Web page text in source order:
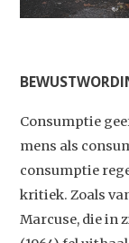
Consumptie
mens als
consumptie
kritiek. Zoals
Marcuse, die in